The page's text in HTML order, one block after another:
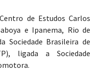
de Estudos Carlos
e Ipanema, Rio de
Sociedade Brasileira de
ligada a Sociedade